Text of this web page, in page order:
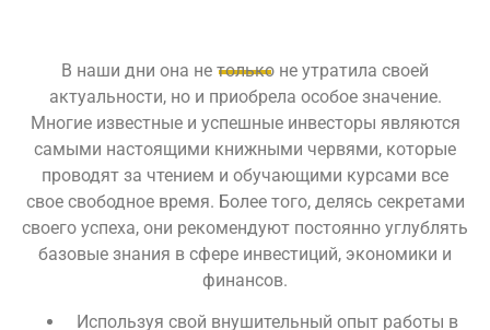
В наши дни она не только не утратила своей
актуальности, но и приобрела особое значение.
Многие известные и успешные инвесторы являются
самыми настоящими книжными червями, которые
проводят за чтением и обучающими курсами все
свое свободное время. Более того, делясь секретами
своего успеха, они рекомендуют постоянно углублять
базовые знания в сфере инвестиций, экономики и
финансов.
Используя свой внушительный опыт работы в